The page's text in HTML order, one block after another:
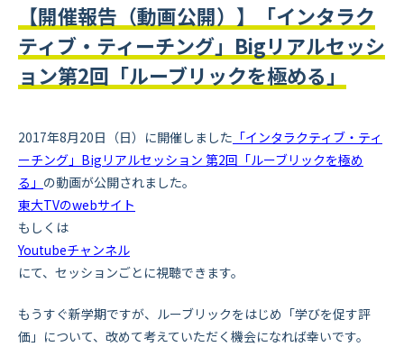
【開催報告（動画公開）】「インタラク
ティブ・ティーチング」Bigリアルセッシ
ョン第2回「ルーブリックを極める」
2017年8月20日（日）に開催しました 「インタラクティブ・ティ
ーチング」Bigリアルセッション 第2回「ルーブリックを極め
る」 の動画が公開されました。
東大TVのwebサイト
もしくは
Youtubeチャンネル
にて、セッションごとに視聴できます。
もうすぐ新学期ですが、ルーブリックをはじめ「学びを促す評
価」について、改めて考えていただく機会になれば幸いです。